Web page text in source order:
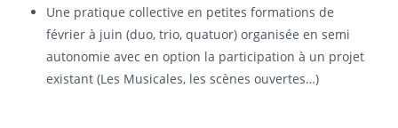
Une pratique collective en petites formations de
février à juin (duo, trio, quatuor) organisée en semi
autonomie avec en option la participation à un projet
existant (Les Musicales, les scènes ouvertes…)